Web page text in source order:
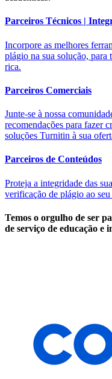
Parceiros Técnicos |
Incorpore as melhores
plágio na sua solução,
rica.
Parceiros Comerciais
Junte-se à nossa
recomendações para fazer
soluções Turnitin à sua
Parceiros de Conteúdos
Proteja a integridade das
verificação de plágio ao
Temos o orgulho de ser
de serviço de educação e